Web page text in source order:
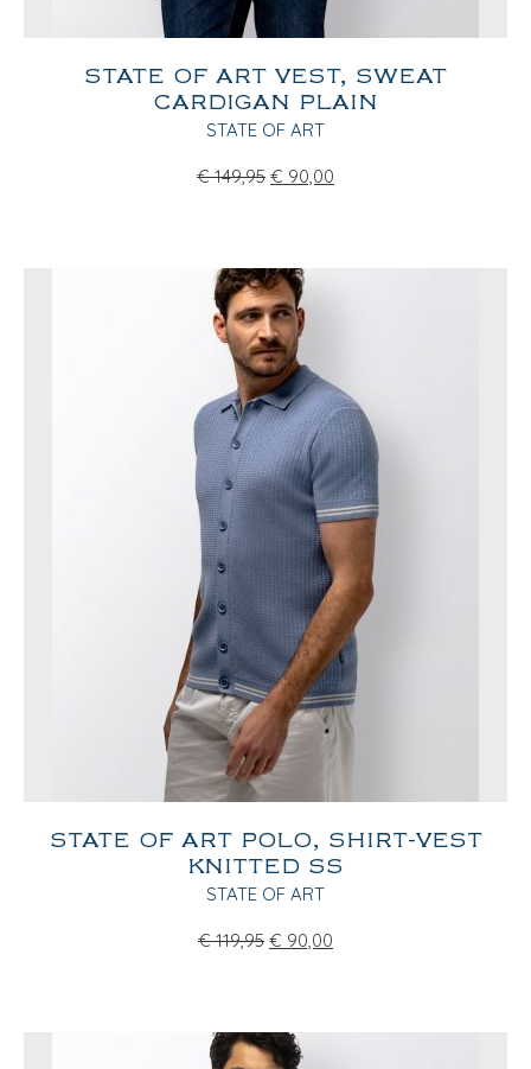
STATE OF ART VEST, SWEAT
CARDIGAN PLAIN
STATE OF ART
€ 149,95 € 90,00
STATE OF ART POLO, SHIRT-VEST
KNITTED SS
STATE OF ART
€ 119,95 € 90,00